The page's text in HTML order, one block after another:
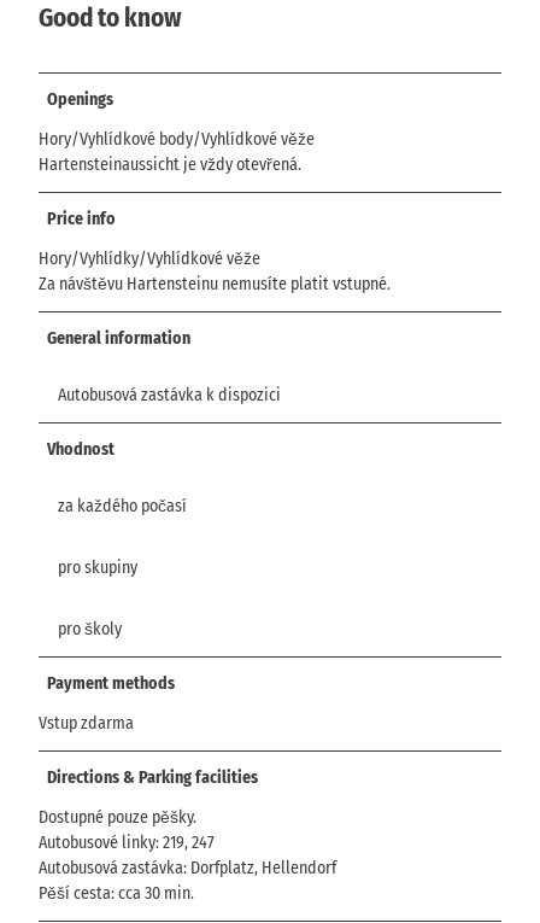
Good to know
Openings
Hory/Vyhlídkové body/Vyhlídkové věže
Hartensteinaussicht je vždy otevřená.
Price info
Hory/Vyhlídky/Vyhlídkové věže
Za návštěvu Hartensteinu nemusíte platit vstupné.
General information
Autobusová zastávka k dispozici
Vhodnost
za každého počasí
pro skupiny
pro školy
Payment methods
Vstup zdarma
Directions & Parking facilities
Dostupné pouze pěšky.
Autobusové linky: 219, 247
Autobusová zastávka: Dorfplatz, Hellendorf
Pěší cesta: cca 30 min.